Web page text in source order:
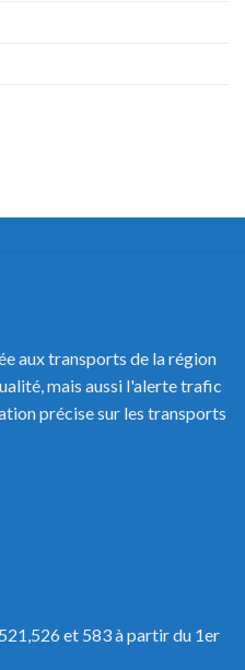
aux transports de la région
mais aussi l'alerte trafic
précise sur les transports
et 583 à partir du 1er